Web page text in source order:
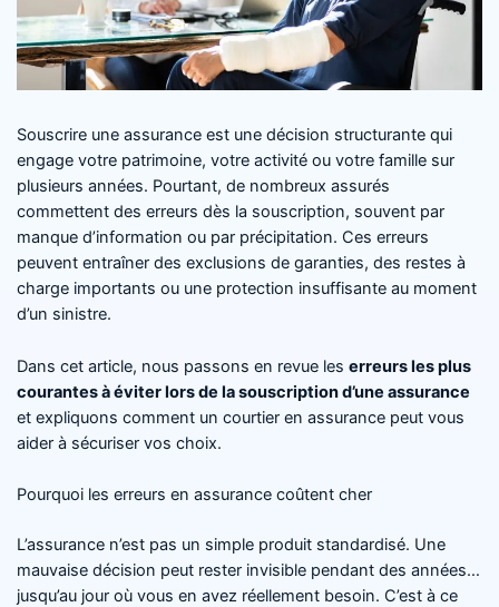
Souscrire une assurance est une décision structurante qui
engage votre patrimoine, votre activité ou votre famille sur
plusieurs années. Pourtant, de nombreux assurés
commettent des erreurs dès la souscription, souvent par
manque d’information ou par précipitation. Ces erreurs
peuvent entraîner des exclusions de garanties, des restes à
charge importants ou une protection insuffisante au moment
d’un sinistre.
Dans cet article, nous passons en revue les erreurs les plus
courantes à éviter lors de la souscription d’une assurance
et expliquons comment un courtier en assurance peut vous
aider à sécuriser vos choix.
Pourquoi les erreurs en assurance coûtent cher
L’assurance n’est pas un simple produit standardisé. Une
mauvaise décision peut rester invisible pendant des années…
jusqu’au jour où vous en avez réellement besoin. C’est à ce